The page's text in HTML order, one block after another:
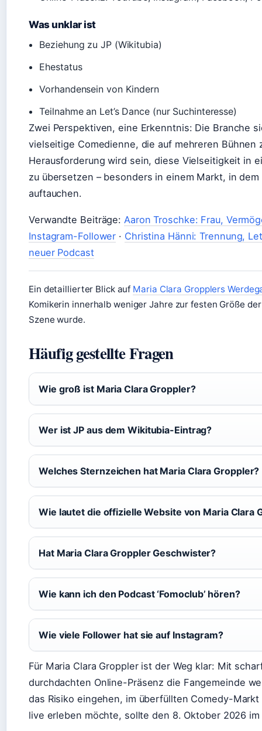
Was unklar ist
Beziehung zu JP (Wikitubia)
Ehestatus
Vorhandensein von Kindern
Teilnahme an Let’s Dance (nur Suchinteresse)
Zwei Perspektiven, eine Erkenntnis: Die Branche
vielseitige Comedienne, die auf mehreren Bühnen
Herausforderung wird sein, diese Vielseitigkeit in
zu übersetzen – besonders in einem Markt, in
auftauchen.
Verwandte Beiträge: Aaron Troschke: Frau,
Instagram-Follower · Christina Hänni: Trennung,
neuer Podcast
Ein detaillierter Blick auf Maria Clara Gropplers
Komikerin innerhalb weniger Jahre zur festen Größe
Szene wurde.
Häufig gestellte Fragen
Wie groß ist Maria Clara Groppler?
Wer ist JP aus dem Wikitubia-Eintrag?
Welches Sternzeichen hat Maria Clara Groppler?
Wie lautet die offizielle Website von Maria Clara
Hat Maria Clara Groppler Geschwister?
Wie kann ich den Podcast ‘Fomoclub’ hören?
Wie viele Follower hat sie auf Instagram?
Für Maria Clara Groppler ist der Weg klar: Mit
durchdachten Online-Präsenz die Fangemeinde
das Risiko eingehen, im überfüllten Comedy-
live erleben möchte, sollte den 8. Oktober 2026